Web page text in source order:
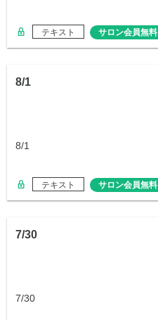
テキスト サロン会員無料
8/1
8/1
テキスト サロン会員無料
7/30
7/30